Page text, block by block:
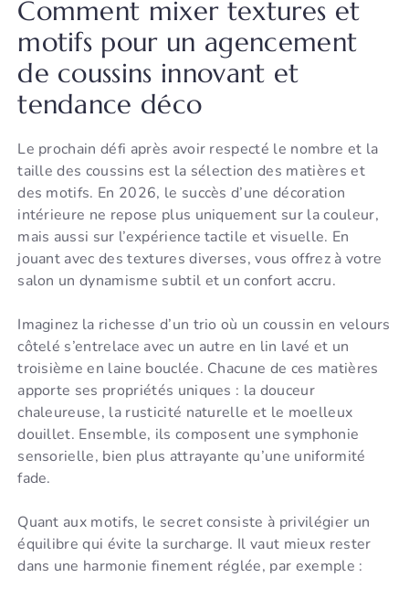
Comment mixer textures et
motifs pour un agencement
de coussins innovant et
tendance déco
Le prochain défi après avoir respecté le nombre et la
taille des coussins est la sélection des matières et
des motifs. En 2026, le succès d’une décoration
intérieure ne repose plus uniquement sur la couleur,
mais aussi sur l’expérience tactile et visuelle. En
jouant avec des textures diverses, vous offrez à votre
salon un dynamisme subtil et un confort accru.
Imaginez la richesse d’un trio où un coussin en velours
côtelé s’entrelace avec un autre en lin lavé et un
troisième en laine bouclée. Chacune de ces matières
apporte ses propriétés uniques : la douceur
chaleureuse, la rusticité naturelle et le moelleux
douillet. Ensemble, ils composent une symphonie
sensorielle, bien plus attrayante qu’une uniformité
fade.
Quant aux motifs, le secret consiste à privilégier un
équilibre qui évite la surcharge. Il vaut mieux rester
dans une harmonie finement réglée, par exemple :